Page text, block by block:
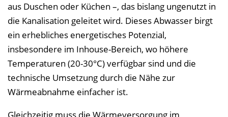
n
aus Duschen oder Küchen –, das bislang ungenutzt in
die Kanalisation geleitet wird. Dieses Abwasser birgt
ein erhebliches energetisches Potenzial,
insbesondere im Inhouse-Bereich, wo höhere
Temperaturen (20-30°C) verfügbar sind und die
technische Umsetzung durch die Nähe zur
Wärmeabnahme einfacher ist.